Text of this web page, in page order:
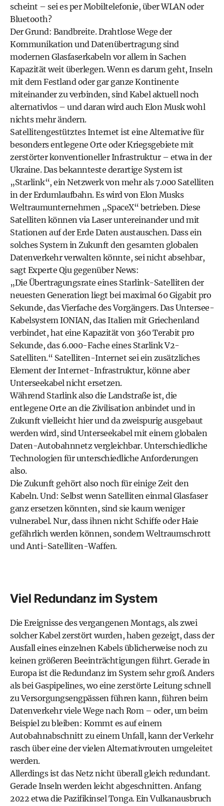
scheint – sei es per Mobiltelefonie, über WLAN oder
Bluetooth?
Der Grund: Bandbreite. Drahtlose Wege der
Kommunikation und Datenübertragung sind
modernen Glasfaserkabeln vor allem in Sachen
Kapazität weit überlegen. Wenn es darum geht, Inseln
mit dem Festland oder gar ganze Kontinente
miteinander zu verbinden, sind Kabel aktuell noch
alternativlos – und daran wird auch Elon Musk wohl
nichts mehr ändern.
Satellitengestütztes Internet ist eine Alternative für
besonders entlegene Orte oder Kriegsgebiete mit
zerstörter konventioneller Infrastruktur – etwa in der
Ukraine. Das bekannteste derartige System ist
„Starlink“, ein Netzwerk von mehr als 7.000 Satelliten
in der Erdumlaufbahn. Es wird von Elon Musks
Weltraumunternehmen „SpaceX“ betrieben. Diese
Satelliten können via Laser untereinander und mit
Stationen auf der Erde Daten austauschen. Dass ein
solches System in Zukunft den gesamten globalen
Datenverkehr verwalten könnte, sei nicht absehbar,
sagt Experte Qiu gegenüber News:
„Die Übertragungsrate eines Starlink-Satelliten der
neuesten Generation liegt bei maximal 60 Gigabit pro
Sekunde, das Vierfache des Vorgängers. Das Untersee-
Kabelsystem IONIAN, das Italien mit Griechenland
verbindet, hat eine Kapazität von 360 Terabit pro
Sekunde, das 6.000-Fache eines Starlink V2-
Satelliten.“ Satelliten-Internet sei ein zusätzliches
Element der Internet-Infrastruktur, könne aber
Unterseekabel nicht ersetzen.
Während Starlink also die Landstraße ist, die
entlegene Orte an die Zivilisation anbindet und in
Zukunft vielleicht hier und da zweispurig ausgebaut
werden wird, sind Unterseekabel mit einem globalen
Daten-Autobahnnetz vergleichbar. Unterschiedliche
Technologien für unterschiedliche Anforderungen
also.
Die Zukunft gehört also noch für einige Zeit den
Kabeln. Und: Selbst wenn Satelliten einmal Glasfaser
ganz ersetzen könnten, sind sie kaum weniger
vulnerabel. Nur, dass ihnen nicht Schiffe oder Haie
gefährlich werden können, sondern Weltraumschrott
und Anti-Satelliten-Waffen.
Viel Redundanz im System
Die Ereignisse des vergangenen Montags, als zwei
solcher Kabel zerstört wurden, haben gezeigt, dass der
Ausfall eines einzelnen Kabels üblicherweise noch zu
keinen größeren Beeinträchtigungen führt. Gerade in
Europa ist die Redundanz im System sehr groß. Anders
als bei Gaspipelines, wo eine zerstörte Leitung schnell
zu Versorgungsengpässen führen kann, führen beim
Datenverkehr viele Wege nach Rom – oder, um beim
Beispiel zu bleiben: Kommt es auf einem
Autobahnabschnitt zu einem Unfall, kann der Verkehr
rasch über eine der vielen Alternativrouten umgeleitet
werden.
Allerdings ist das Netz nicht überall gleich redundant.
Gerade Inseln werden leicht abgeschnitten. Anfang
2022 etwa die Pazifikinsel Tonga. Ein Vulkanausbruch